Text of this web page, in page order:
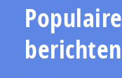
Populaire
berichten